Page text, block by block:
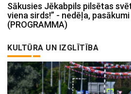
Sākusies Jēkabpils pilsētas
viena sirds!” - nedēļa,
(PROGRAMMA)
KULTŪRA UN IZGLĪTĪBA